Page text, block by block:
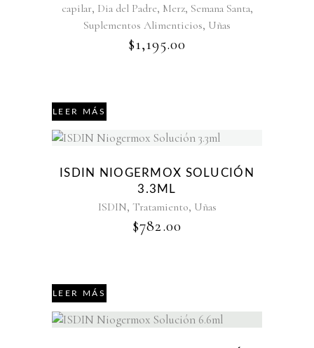
capilar, Dia del Padre, Merz, Semana Santa,
Suplementos Alimenticios, Uñas
$1,195.00
LEER MÁS
ISDIN NIOGERMOX SOLUCIÓN
3.3ML
ISDIN, Tratamiento, Uñas
$782.00
LEER MÁS